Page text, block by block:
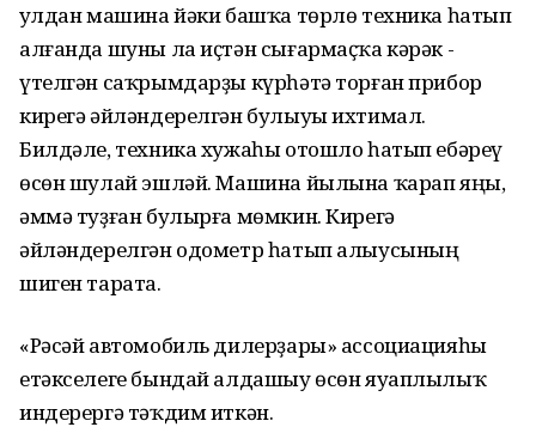
Ҡулдан машина йәки башҡа төрлө техника һатып
алғанда шуны ла иҫтән сығармаҫҡа кәрәк -
үтелгән саҡрымдарҙы күрһәтә торған прибор
кирегә әйләндерелгән булыуы ихтимал.
Билдәле, техника хужаһы отошло һатып ебәреү
өсөн шулай эшләй. Машина йылына ҡарап яңы,
әммә туҙған булырға мөмкин. Кирегә
әйләндерелгән одометр һатып алыусының
шиген тарата.
«Рәсәй автомобиль дилерҙары» ассоциацияһы
етәкселеге бындай алдашыу өсөн яуаплылыҡ
индерергә тәҡдим иткән.